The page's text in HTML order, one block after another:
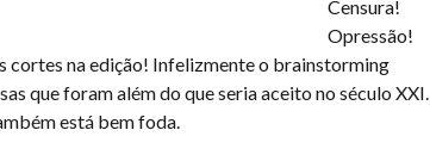
Censura!
Opressão!
cortes na edição! Infelizmente o brainstorming
que foram além do que seria aceito no século XXI.
está bem foda.